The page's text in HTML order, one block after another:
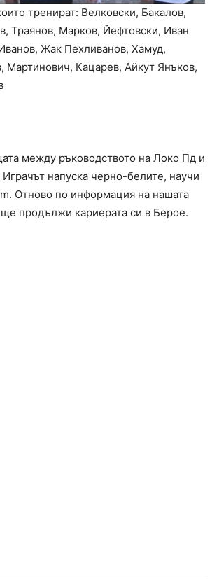
тренират: Велковски, Бакалов,
Траянов, Марков, Йефтовски, Иван
Жак Пехливанов, Хамуд,
Мартинович, Кацарев, Айкут Янъков,
между ръководството на Локо Пд и
напуска черно-белите, научи
Отново по информация на нашата
продължи кариерата си в Берое.